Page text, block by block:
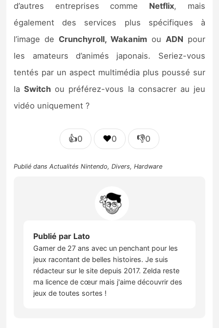
d’autres entreprises comme Netflix, mais
également des services plus spécifiques à
l’image de Crunchyroll, Wakanim ou ADN pour
les amateurs d’animés japonais. Seriez-vous
tentés par un aspect multimédia plus poussé sur
laSwitch ou préférez-vous la consacrer au jeu
vidéo uniquement ?
👍0 ❤️0 👎0
Publié dansActualités Nintendo,Divers,Hardware
Publié par Lato
Gamer de 27 ans avec un penchant pour les
jeux racontant de belles histoires. Je suis
rédacteur sur le site depuis 2017. Zelda reste
ma licence de cœur mais j'aime découvrir des
jeux de toutes sortes !